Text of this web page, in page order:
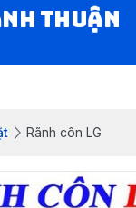
THUẬN
Rãnh côn LG